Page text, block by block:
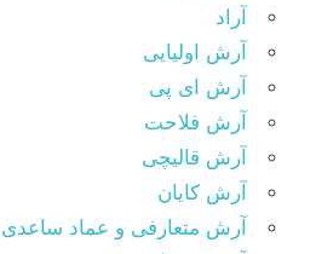
آراد
آرش اولیایی
آرش ای پی
آرش فلاحت
آرش قالیچی
آرش کایان
آرش متعارفی و عماد ساعدی